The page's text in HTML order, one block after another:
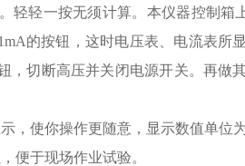
轻轻一按无须计算。本仪器控制箱
的按钮，这时电压表、电流表所
，切断高压并关闭电源开关。再做
，使你操作更随意，显示数值单位为
便于现场作业试验。